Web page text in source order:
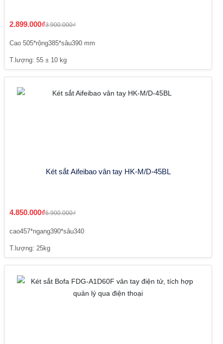
2.899.000₫3.900.000₫
Cao 505*rộng385*sâu390 mm
T.lượng: 55 ± 10 kg
Két sắt Aifeibao vân tay HK-M/D-45BL
4.850.000₫6.900.000₫
cao457*ngang390*sâu340
T.lượng: 25kg